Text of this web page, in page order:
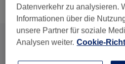
Alle Services
Datenverkehr zu analysieren.
Informationen über die
unsere Partner für soziale
Analysen weiter. Cookie-